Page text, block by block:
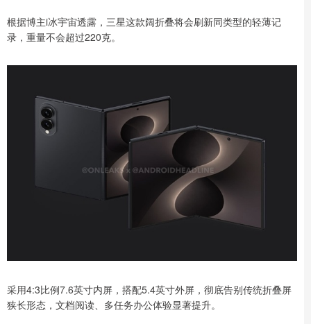
根据博主i冰宇宙透露，三星这款阔折叠将会刷新同类型的轻薄记
录，重量不会超过220克。
采用4:3比例7.6英寸内屏，搭配5.4英寸外屏，彻底告别传统折叠屏
狭长形态，文档阅读、多任务办公体验显著提升。